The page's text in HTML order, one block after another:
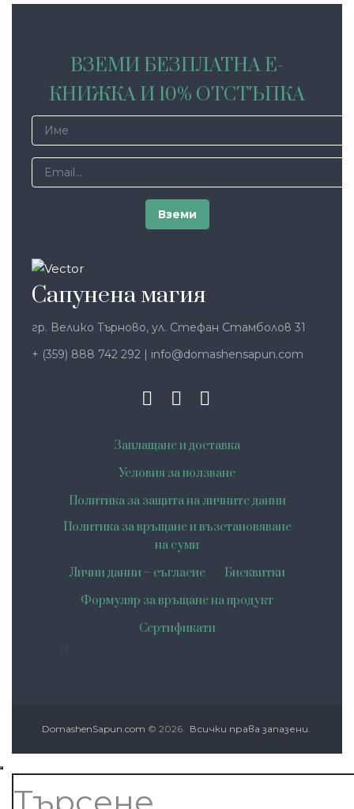
ВЗЕМИ БЕЗПЛАТНА Е-
КНИЖКА И 10% ОТСТЪПКА
Сапунена магия
гр. Велико Търново, ул. Стефан Стамболов 31
+ (359) 888 742 292 | info@domashensapun.com
Заплащане и доставка
Условия за ползване
Политика за защита на личните данни
Политика за връщане и възстановяване
на суми
Лични данни – съгласие
Бисквитки
Формуляр за връщане на продукт
Сертификати
DomashenSapun.com © 2026. Всички права запазени.